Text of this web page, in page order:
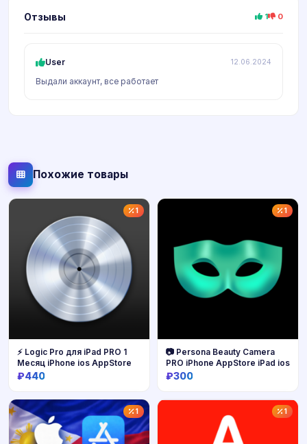
Отзывы 1 0
User 12.06.2024
Выдали аккаунт, все работает
Похожие товары
1
Купить
⚡️ Logic Pro для iPad PRO 1
Месяц iPhone ios AppStore
₽440
1
📷 Persona Beauty Camera
PRO iPhone AppStore iPad ios
₽300
1 1